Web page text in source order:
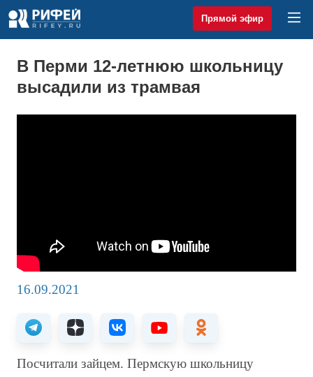
Прямой эфир
В Перми 12-летнюю школьницу
высадили из трамвая
16.09.2021
Посчитали зайцем. Пермскую школьницу